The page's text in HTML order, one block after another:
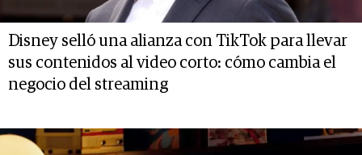
Disney selló una alianza con TikTok para llevar
sus contenidos al video corto: cómo cambia el
negocio del streaming